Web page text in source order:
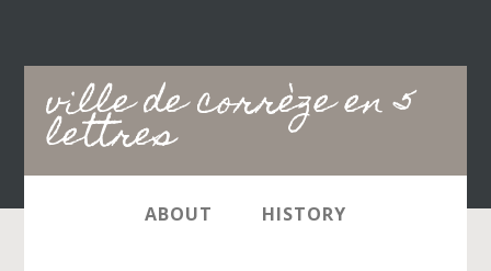
ville de corrèze en 5
lettres
Main
navigation
ABOUT HISTORY